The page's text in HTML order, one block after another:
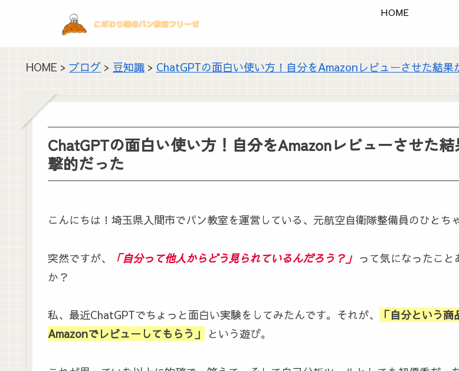
HOME
HOME > ブログ > 豆知識 > ChatGPTの面白い使い方！自分をAmazonレビューさせた結果
ChatGPTの面白い使い方！自分をAmazonレビューさせた
撃的だった
こんにちは！埼玉県入間市でパン教室を運営している、元航空自衛隊整備員のひとち
突然ですが、 「自分って他人からどう見られているんだろう？」 って気になったこと
か？
私、最近ChatGPTでちょっと面白い実験をしてみたんです。それが、
「自分という商
Amazonでレビューしてもらう」
という遊び。